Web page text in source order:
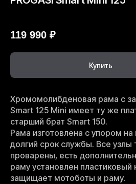
119 990 ₽
Купить
Хромомолибденовая рама с
Smart 125 Mini имеет ту же
старший брат Smart 150.
Рама изготовлена с упором
долгий срок службы. Все узлы
проварены, есть
раму установлен пластиковый
защищает мотоботы и раму.